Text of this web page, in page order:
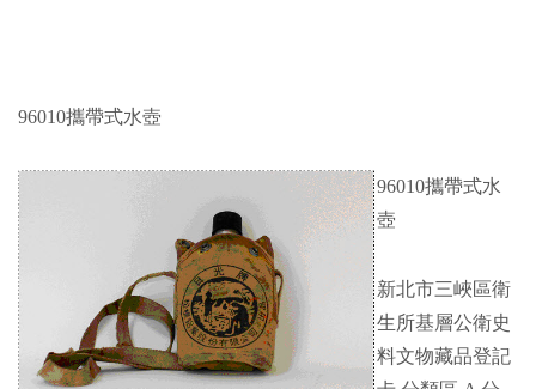
96010攜帶式水壺
96010攜帶式水
壺
新北市三峽區衛
生所基層公衛史
料文物藏品登記